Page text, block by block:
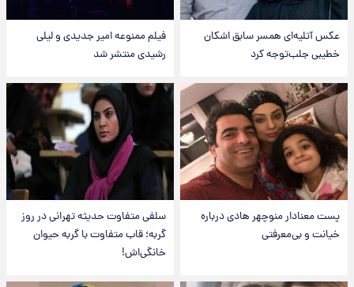
عکس‌ آتلیه‌ای همسر سابق اشکان
خطیبی جلب‌توجه کرد
فیلم ممنوعه امیر جدیدی و لیلی
رشیدی منتشر شد
پست معنادار منوچهر هادی درباره
خیانت و بی‌معرفتی
سلفی متفاوت حدیثه تهرانی در روز
گربه؛ قاب متفاوت با گربه حیوان
خانگی‌اش!